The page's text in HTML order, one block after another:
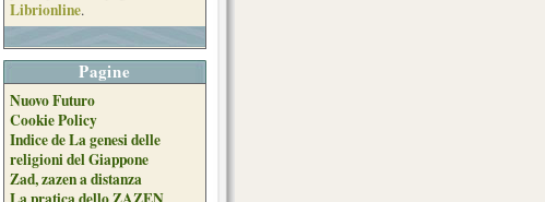
Librionline.
Pagine
Nuovo Futuro
Cookie Policy
Indice de La genesi delle
religioni del Giappone
Zad, zazen a distanza